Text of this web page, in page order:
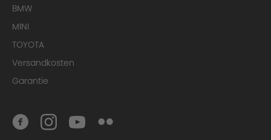
BMW
MINI
TOYOTA
Versandkosten
Garantie